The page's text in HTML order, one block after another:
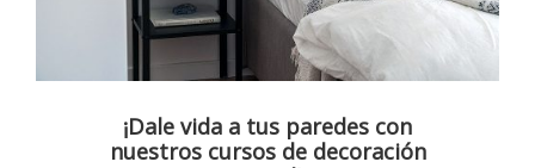
¡Dale vida a tus paredes con
nuestros cursos de decoración